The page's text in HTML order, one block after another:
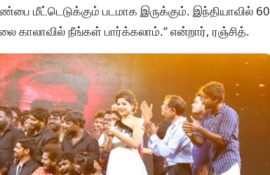
மீட்டெடுக்கும் படமாக இருக்கும். இந்தியாவில் 60
காலாவில் நீங்கள் பார்க்கலாம்.’’ என்றார், ரஞ்சித்.